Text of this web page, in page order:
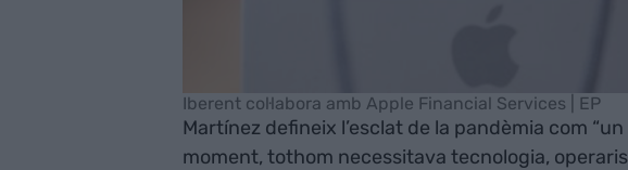
Iberent col·labora amb Apple Financial Services | EP
Martínez defineix l’esclat de la pandèmia com
moment, tothom necessitava tecnologia,